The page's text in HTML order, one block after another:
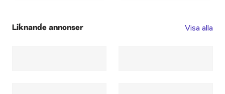
Liknande annonser Visa alla